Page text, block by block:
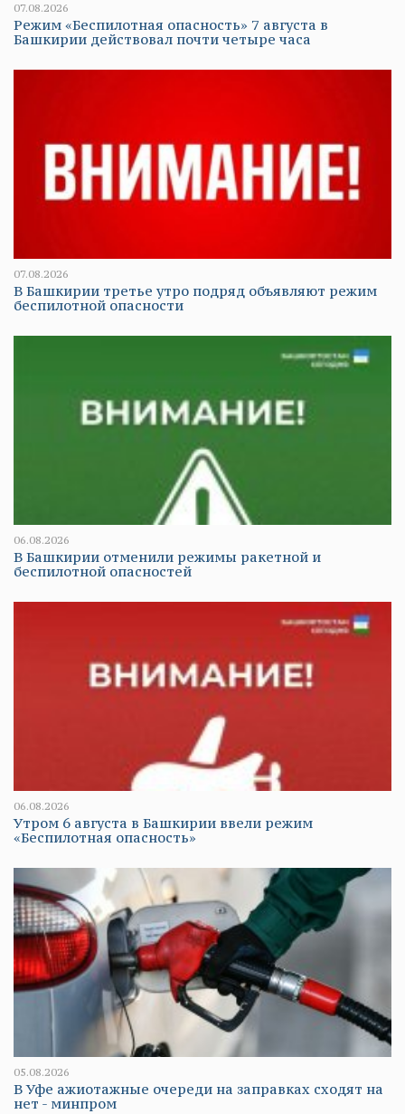
07.08.2026
Режим «Беспилотная опасность» 7 августа в
Башкирии действовал почти четыре часа
07.08.2026
В Башкирии третье утро подряд объявляют режим
беспилотной опасности
06.08.2026
В Башкирии отменили режимы ракетной и
беспилотной опасностей
06.08.2026
Утром 6 августа в Башкирии ввели режим
«Беспилотная опасность»
05.08.2026
В Уфе ажиотажные очереди на заправках сходят на
нет - минпром